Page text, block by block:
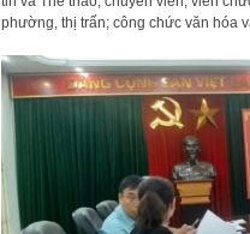
phường, thị trấn; công chức văn hóa